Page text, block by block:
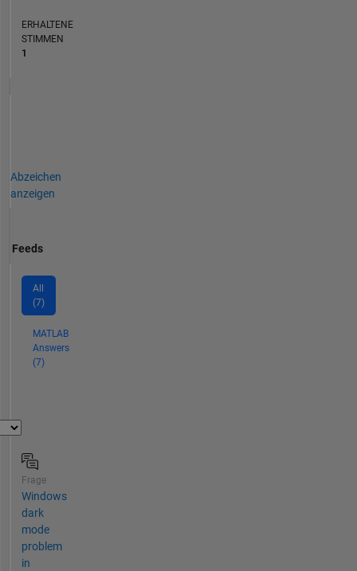
ERHALTENE
STIMMEN
1
Abzeichen
anzeigen
Feeds
All
(7)
MATLAB
Answers
(7)
Frage
Windows
dark
mode
problem
in